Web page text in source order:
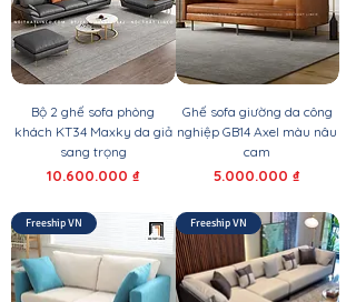
Bộ 2 ghế sofa phòng
khách KT34 Maxky da giả
sang trọng
Giá
10.600.000 ₫
Ghế sofa giường da công
nghiệp GB14 Axel màu nâu
cam
Giá
5.000.000 ₫
Freeship VN Freeship VN